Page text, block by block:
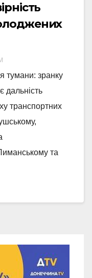
тумани: зранку
транспортних
та